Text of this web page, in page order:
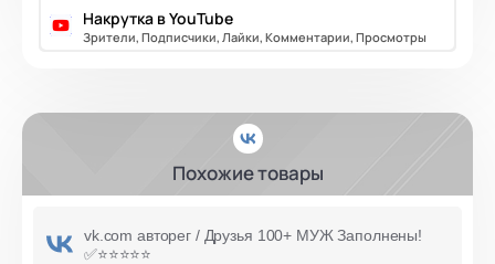
Накрутка в YouTube
Зрители, Подписчики, Лайки, Комментарии, Просмотры
Похожие товары
vk.com авторег / Друзья 100+ МУЖ Заполнены!
✅⭐️⭐️⭐️⭐️⭐️